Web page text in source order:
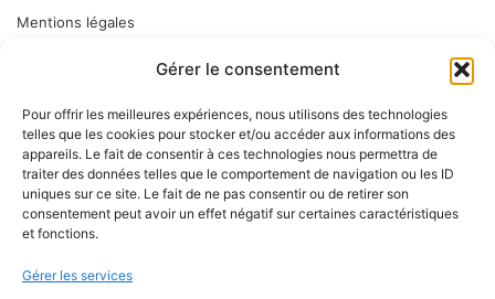
Gérer le consentement
Pour offrir les meilleures expériences, nous utilisons des technologies
telles que les cookies pour stocker et/ou accéder aux informations des
appareils. Le fait de consentir à ces technologies nous permettra de
traiter des données telles que le comportement de navigation ou les ID
uniques sur ce site. Le fait de ne pas consentir ou de retirer son
consentement peut avoir un effet négatif sur certaines caractéristiques
et fonctions.
Gérer les services
Mentions légales
Inscrivez-vous à notre newsletter pour vous tenir informé des
dernières nouveautés : nos services en magasin, nouveaux
produits…